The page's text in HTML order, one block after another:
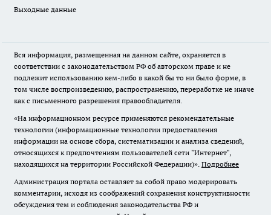
Выходные данные
Вся информация, размещенная на данном сайте, охраняется в
соответствии с законодательством РФ об авторском праве и не
подлежит использованию кем-либо в какой бы то ни было форме, в
том числе воспроизведению, распространению, переработке не иначе
как с письменного разрешения правообладателя.
«На информационном ресурсе применяются рекомендательные
технологии (информационные технологии предоставления
информации на основе сбора, систематизации и анализа сведений,
относящихся к предпочтениям пользователей сети "Интернет",
находящихся на территории Российской Федерации)». Подробнее
Администрация портала оставляет за собой право модерировать
комментарии, исходя из соображений сохранения конструктивности
обсуждения тем и соблюдения законодательства РФ и